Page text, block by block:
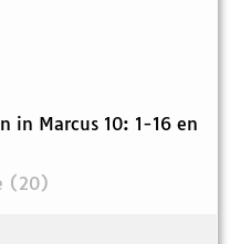
in Marcus 10: 1-16 en
(20)